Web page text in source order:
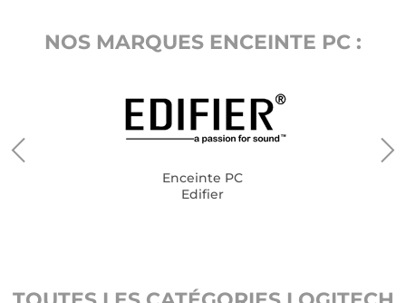
NOS MARQUES ENCEINTE PC :
Enceinte PC
Edifier